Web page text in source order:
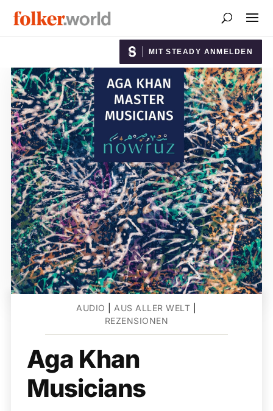
MIT STEADY ANMELDEN
AUDIO AUS ALLER WELT
REZENSIONEN
Aga Khan
Musicians